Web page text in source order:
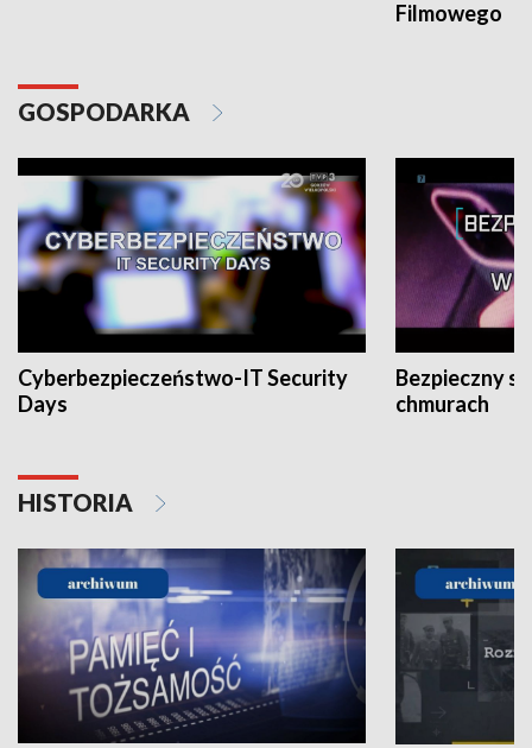
Filmowego
GOSPODARKA
Cyberbezpieczeństwo-IT Security
Days
Bezpieczny
chmurach
HISTORIA